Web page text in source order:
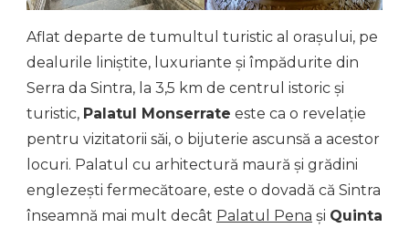
Aflat departe de tumultul turistic al orașului, pe
dealurile liniștite, luxuriante și împădurite din
Serra da Sintra, la 3,5 km de centrul istoric și
turistic, Palatul Monserrate este ca o revelație
pentru vizitatorii săi, o bijuterie ascunsă a acestor
locuri. Palatul cu arhitectură maură și grădini
englezești fermecătoare, este o dovadă că Sintra
înseamnă mai mult decât Palatul Pena și Quinta